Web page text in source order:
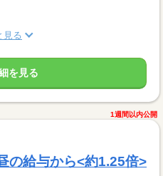
見る
を見る
1週間以内公開
の給与から<約1.25倍>